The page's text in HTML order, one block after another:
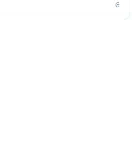
6